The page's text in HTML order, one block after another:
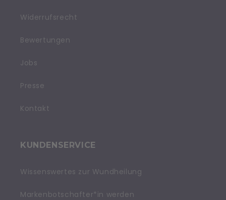
Widerrufsrecht
Bewertungen
Jobs
Presse
Kontakt
KUNDENSERVICE
Wissenswertes zur Wundheilung
Markenbotschafter*in werden